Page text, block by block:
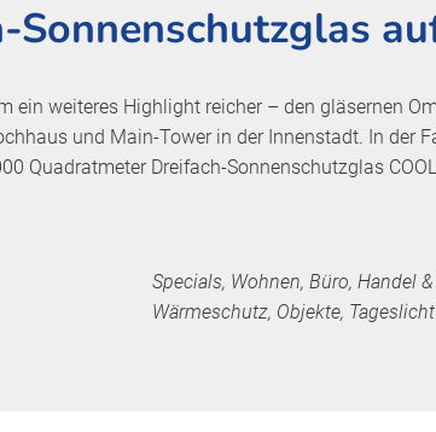
Sonnenschutzglas
ein weiteres Highlight reicher – den gläsernen
und Main-Tower in der Innenstadt. In der
Quadratmeter Dreifach-Sonnenschutzglas
Specials, Wohnen, Büro, Handel
Wärmeschutz, Objekte,